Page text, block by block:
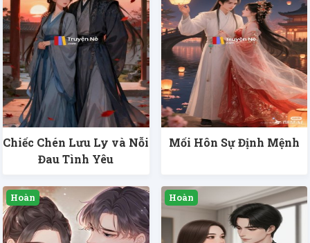
Chiếc Chén Lưu Ly và Nỗi
Đau Tình Yêu
Mối Hôn Sự Định Mệnh